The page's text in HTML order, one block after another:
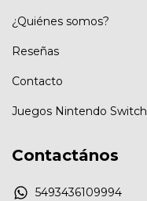
¿Quiénes somos?
Reseñas
Contacto
Juegos Nintendo Switch
Contactános
5493436109994